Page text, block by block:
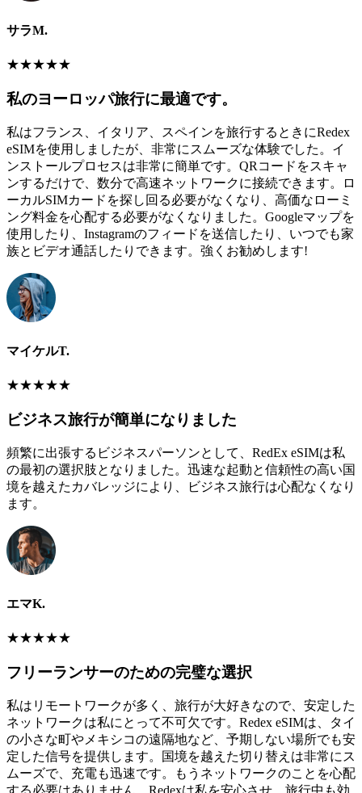
サラM.
★★★★★
私のヨーロッパ旅行に最適です。
私はフランス、イタリア、スペインを旅行するときにRedex
eSIMを使用しましたが、非常にスムーズな体験でした。イ
ンストールプロセスは非常に簡単です。QRコードをスキャ
ンするだけで、数分で高速ネットワークに接続できます。ロ
ーカルSIMカードを探し回る必要がなくなり、高価なローミ
ング料金を心配する必要がなくなりました。Googleマップを
使用したり、Instagramのフィードを送信したり、いつでも家
族とビデオ通話したりできます。強くお勧めします!
マイケルT.
★★★★★
ビジネス旅行が簡単になりました
頻繁に出張するビジネスパーソンとして、RedEx eSIMは私
の最初の選択肢となりました。迅速な起動と信頼性の高い国
境を越えたカバレッジにより、ビジネス旅行は心配なくなり
ます。
エマK.
★★★★★
フリーランサーのための完璧な選択
私はリモートワークが多く、旅行が大好きなので、安定した
ネットワークは私にとって不可欠です。Redex eSIMは、タイ
の小さな町やメキシコの遠隔地など、予期しない場所でも安
定した信号を提供します。国境を越えた切り替えは非常にス
ムーズで、充電も迅速です。もうネットワークのことを心配